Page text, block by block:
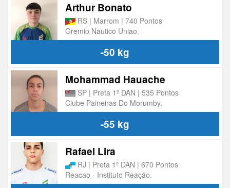
Arthur Bonato
RS | Marrom | 740 Pontos
Gremio Nautico Uniao.
-50 kg
Mohammad Hauache
SP | Preta 1º DAN | 535 Pontos
Clube Paineiras Do Morumby.
-55 kg
Rafael Lira
RJ | Preta 1º DAN | 670 Pontos
Reacao - Instituto Reação.